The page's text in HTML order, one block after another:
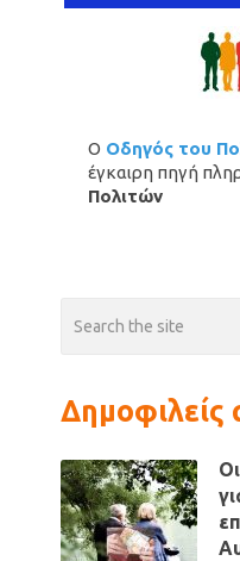
Ο Οδηγός του
έγκαιρη πηγή
Πολιτών
Δημοφιλείς